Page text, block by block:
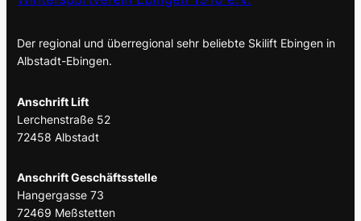
Der regional und überregional sehr beliebte Skilift Ebingen in
Albstadt-Ebingen.
Anschrift Lift
Lerchenstraße 52
72458 Albstadt
Anschrift Geschäftsstelle
Hangergasse 73
72469 Meßstetten